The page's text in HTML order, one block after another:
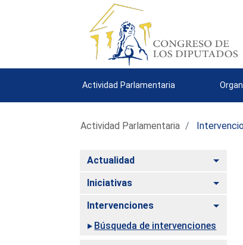
Actividad Parlamentaria
Actividad Parlamentaria
Actualidad
Iniciativas
Intervenciones
Búsqueda de intervenciones